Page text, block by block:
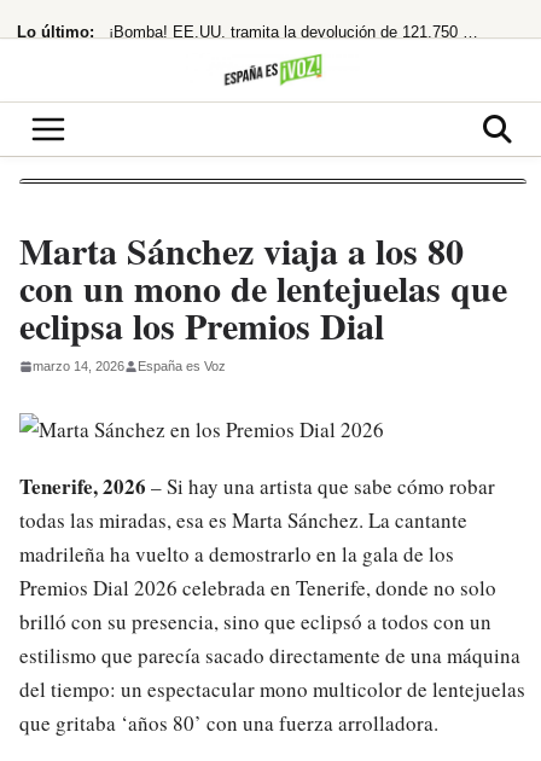
al Lo último: ¡Bomba! EE.UU. tramita la devolución de 121.750 millones por aranceles de Trump
¡Acusa una trama digital y deja un legado en llamas!
Marta Sánchez viaja a los 80
con un mono de lentejuelas que
eclipsa los Premios Dial
marzo 14, 2026 España es Voz
Tenerife, 2026 – Si hay una artista que sabe cómo robar
todas las miradas, esa es Marta Sánchez. La cantante
madrileña ha vuelto a demostrarlo en la gala de los
Premios Dial 2026 celebrada en Tenerife, donde no solo
brilló con su presencia, sino que eclipsó a todos con un
estilismo que parecía sacado directamente de una máquina
del tiempo: un espectacular mono multicolor de lentejuelas
que gritaba ‘años 80’ con una fuerza arrolladora.